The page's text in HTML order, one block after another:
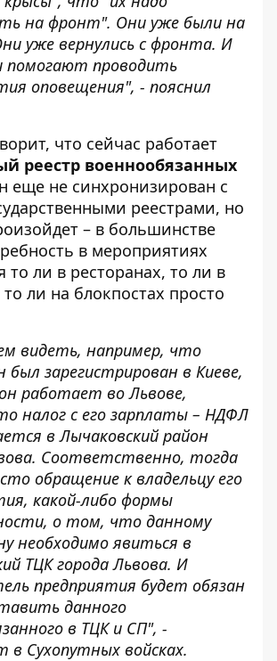
на фронт". Они уже были на
уже вернулись с фронта. И
помогают проводить
оповещения", - пояснил
что сейчас работает
реестр военнообязанных
еще не синхронизирован с
реестрами, но
– в большинстве
в мероприятиях
ли в ресторанах, то ли в
то ли на блокпостах просто
видеть, например, что
был зарегистрирован в Киеве,
работает во Львове,
налог с его зарплаты – НДФЛ
в Лычаковский район
Соответственно, тогда
обращение к владельцу его
какой-либо формы
о том, что данному
необходимо явиться в
ТЦК города Львова. И
предприятия будет обязан
данного
в ТЦК и СП", -
Сухопутных войсках.